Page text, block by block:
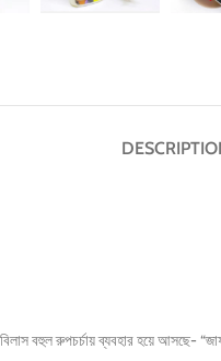
বহুল রুপচর্চায় ব্যবহার হয়ে আসছে-